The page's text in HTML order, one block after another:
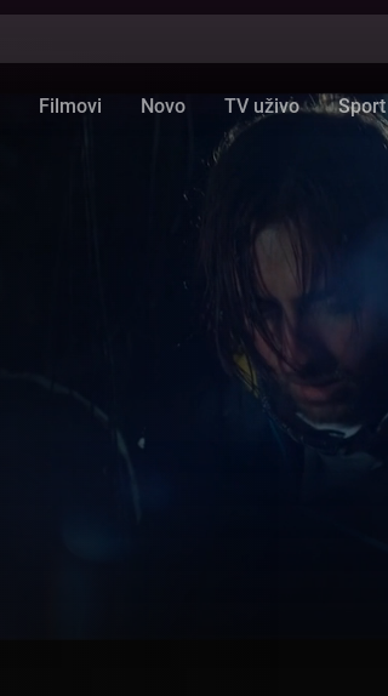
Filmovi Novo TV uživo Sport